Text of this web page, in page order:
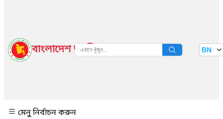
বাংলাদেশ জাতীয় তথ্য বাতায়ন BN
মেনু নির্বাচন করুন